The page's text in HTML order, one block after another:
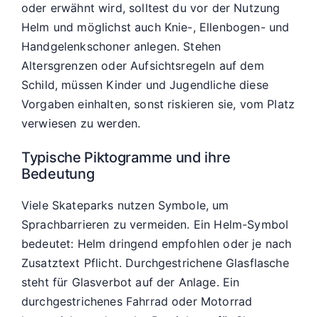
oder erwähnt wird, solltest du vor der Nutzung
Helm und möglichst auch Knie-, Ellenbogen- und
Handgelenkschoner anlegen. Stehen
Altersgrenzen oder Aufsichtsregeln auf dem
Schild, müssen Kinder und Jugendliche diese
Vorgaben einhalten, sonst riskieren sie, vom Platz
verwiesen zu werden.
Typische Piktogramme und ihre
Bedeutung
Viele Skateparks nutzen Symbole, um
Sprachbarrieren zu vermeiden. Ein Helm-Symbol
bedeutet: Helm dringend empfohlen oder je nach
Zusatztext Pflicht. Durchgestrichene Glasflasche
steht für Glasverbot auf der Anlage. Ein
durchgestrichenes Fahrrad oder Motorrad